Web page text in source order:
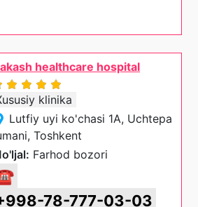
healthcare hospital
klinika
Lutfiy uyi ko'chasi 1A, Uchtepa
Toshkent
Farhod bozori
78-777-03-03